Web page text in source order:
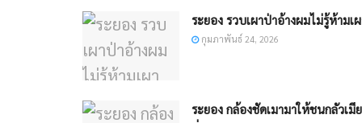
ระยอง รวบเผาป่าอ้างผมไม่รู้ห้ามเ
กุมภาพันธ์ 24, 2026
ระยอง กล้องชัดเมามาให้ชนกลัวเมีย